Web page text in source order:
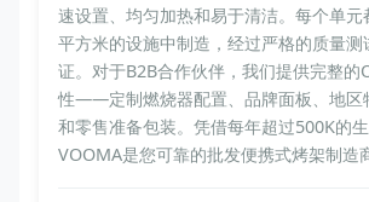
速设置、均匀加热和易于清洁。每个单
平方米的设施中制造，经过严格的质量测
证。对于B2B合作伙伴，我们提供完整
性——定制燃烧器配置、品牌面板、地区
和零售准备包装。凭借每年超过500K的生
VOOMA是您可靠的批发便携式烤架制造